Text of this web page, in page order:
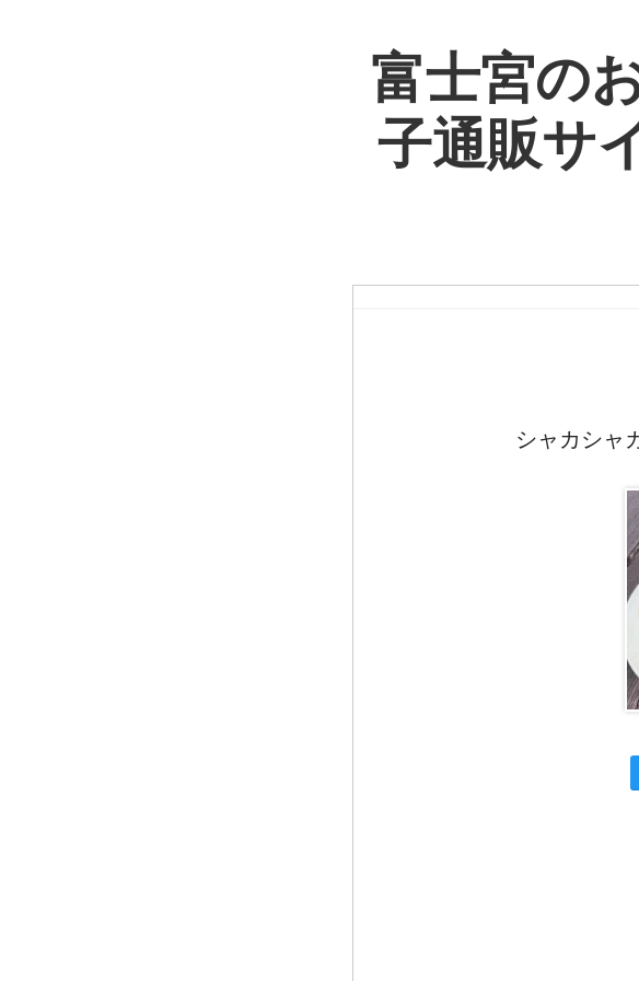
富士宮の
子通販サ
シャカシャ